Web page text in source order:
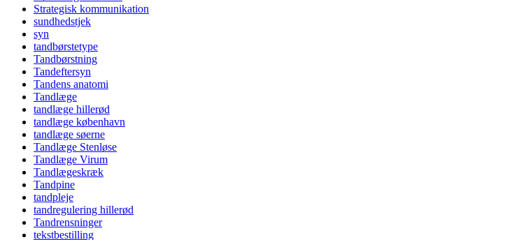
Strategisk kommunikation
sundhedstjek
syn
tandbørstetype
Tandbørstning
Tandeftersyn
Tandens anatomi
Tandlæge
tandlæge hillerød
tandlæge københavn
tandlæge søerne
Tandlæge Stenløse
Tandlæge Virum
Tandlægeskræk
Tandpine
tandpleje
tandregulering hillerød
Tandrensninger
tekstbestilling